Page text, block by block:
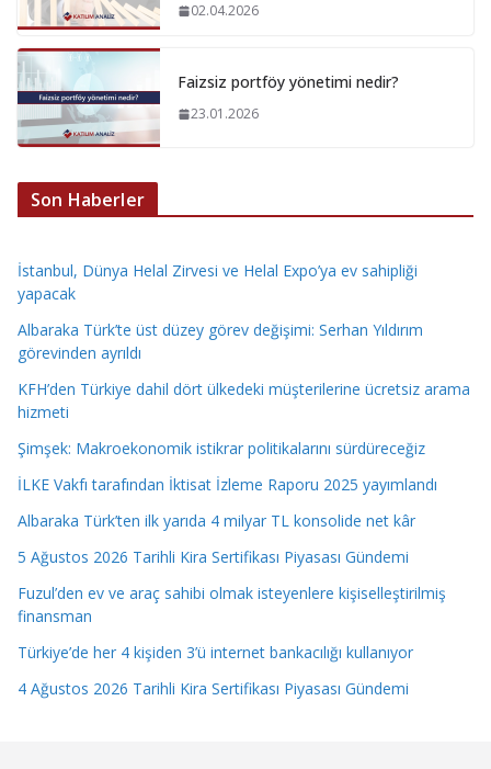
02.04.2026
Faizsiz portföy yönetimi nedir?
23.01.2026
Son Haberler
İstanbul, Dünya Helal Zirvesi ve Helal Expo’ya ev sahipliği
yapacak
Albaraka Türk’te üst düzey görev değişimi: Serhan Yıldırım
görevinden ayrıldı
KFH’den Türkiye dahil dört ülkedeki müşterilerine ücretsiz arama
hizmeti
Şimşek: Makroekonomik istikrar politikalarını sürdüreceğiz
İLKE Vakfı tarafından İktisat İzleme Raporu 2025 yayımlandı
Albaraka Türk’ten ilk yarıda 4 milyar TL konsolide net kâr
5 Ağustos 2026 Tarihli Kira Sertifikası Piyasası Gündemi
Fuzul’den ev ve araç sahibi olmak isteyenlere kişiselleştirilmiş
finansman
Türkiye’de her 4 kişiden 3’ü internet bankacılığı kullanıyor
4 Ağustos 2026 Tarihli Kira Sertifikası Piyasası Gündemi